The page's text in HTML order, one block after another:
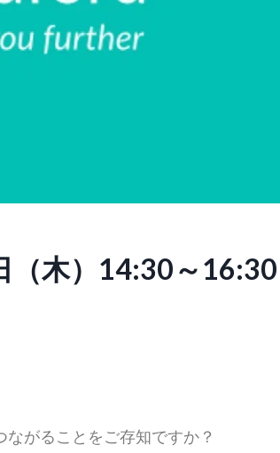
（木）14:30～16:30
がることをご存知ですか？